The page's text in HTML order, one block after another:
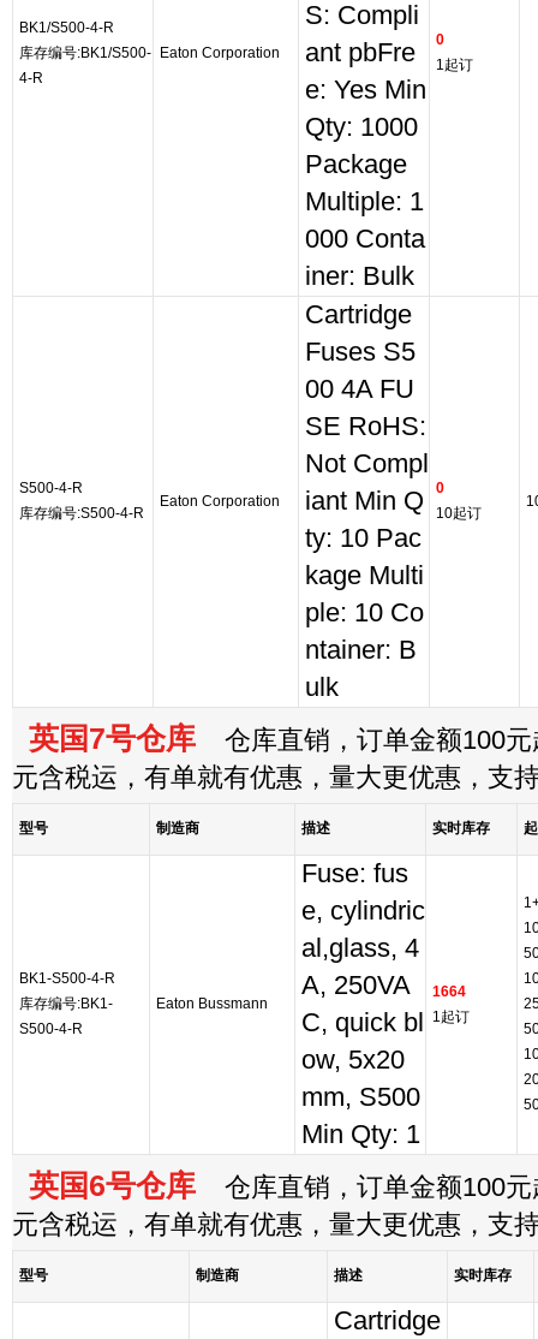
BK1/S500-4-R
库存编号:BK1/S500-
4-R
Eaton Corporation
S: Compli
ant pbFre
e: Yes Min
Qty: 1000
Package
Multiple: 1
000 Conta
iner: Bulk
0
1起订
S500-4-R
库存编号:S500-4-R
Eaton Corporation
Cartridge
Fuses S5
00 4A FU
SE RoHS:
Not Compl
iant Min Q
ty: 10 Pac
kage Multi
ple: 10 Co
ntainer: B
ulk
0
10起订
英国7号仓库 仓库直销，订单金额100元
元含税运，有单就有优惠，量大更优惠，支
型号 制造商 描述 实时库存
BK1-S500-4-R
库存编号:BK1-
S500-4-R
Eaton Bussmann
Fuse: fus
e, cylindric
al,glass, 4
A, 250VA
C, quick bl
ow, 5x20
mm, S500
Min Qty: 1
1664
1起订
英国6号仓库 仓库直销，订单金额100元
元含税运，有单就有优惠，量大更优惠，支
型号 制造商 描述 实时库存
Cartridge